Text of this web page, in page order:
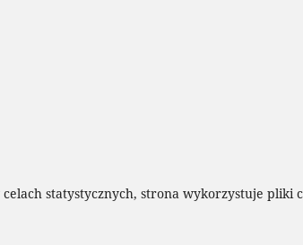
statystycznych, strona wykorzystuje pliki